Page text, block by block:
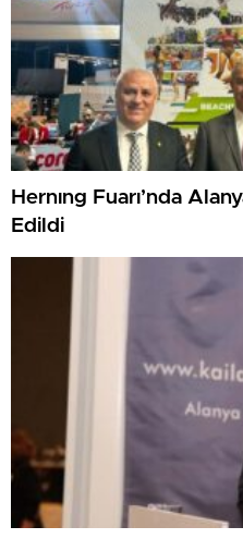
Hernıng Fuarı’nda
Edildi